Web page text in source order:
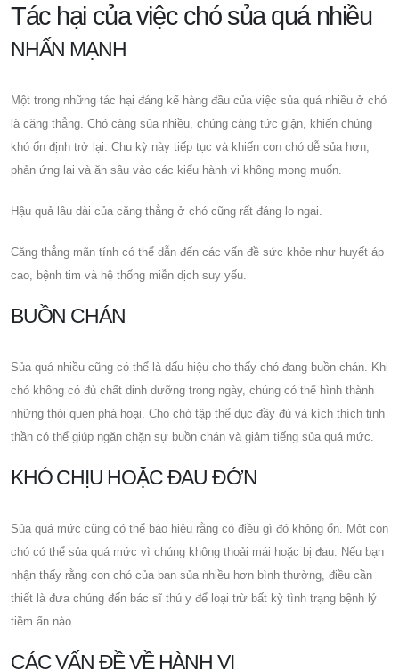
Tác hại của việc chó sủa quá nhiều
NHẤN MẠNH
Một trong những tác hại đáng kể hàng đầu của việc sủa quá nhiều ở chó
là căng thẳng. Chó càng sủa nhiều, chúng càng tức giận, khiến chúng
khó ổn định trở lại. Chu kỳ này tiếp tục và khiến con chó dễ sủa hơn,
phản ứng lại và ăn sâu vào các kiểu hành vi không mong muốn.
Hậu quả lâu dài của căng thẳng ở chó cũng rất đáng lo ngại.
Căng thẳng mãn tính có thể dẫn đến các vấn đề sức khỏe như huyết áp
cao, bệnh tim và hệ thống miễn dịch suy yếu.
BUỒN CHÁN
Sủa quá nhiều cũng có thể là dấu hiệu cho thấy chó đang buồn chán. Khi
chó không có đủ chất dinh dưỡng trong ngày, chúng có thể hình thành
những thói quen phá hoại. Cho chó tập thể dục đầy đủ và kích thích tinh
thần có thể giúp ngăn chặn sự buồn chán và giảm tiếng sủa quá mức.
KHÓ CHỊU HOẶC ĐAU ĐỚN
Sủa quá mức cũng có thể báo hiệu rằng có điều gì đó không ổn. Một con
chó có thể sủa quá mức vì chúng không thoải mái hoặc bị đau. Nếu bạn
nhận thấy rằng con chó của bạn sủa nhiều hơn bình thường, điều cần
thiết là đưa chúng đến bác sĩ thú y để loại trừ bất kỳ tình trạng bệnh lý
tiềm ẩn nào.
CÁC VẤN ĐỀ VỀ HÀNH VI